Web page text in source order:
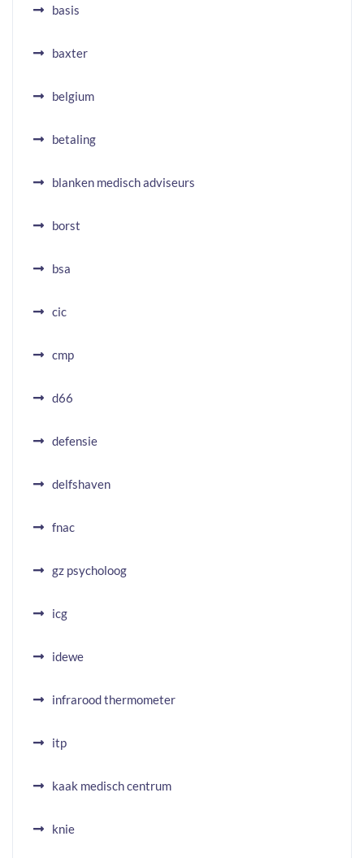
basis
baxter
belgium
betaling
blanken medisch adviseurs
borst
bsa
cic
cmp
d66
defensie
delfshaven
fnac
gz psycholoog
icg
idewe
infrarood thermometer
itp
kaak medisch centrum
knie